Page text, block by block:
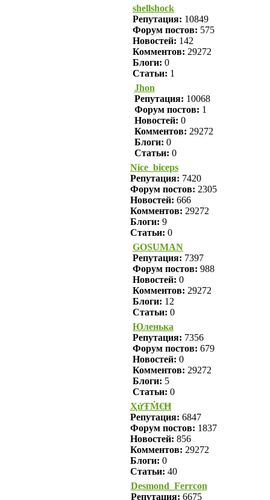
shellshock
Репутация: 10849
Форум постов: 575
Новостей: 142
Комментов: 29272
Блоги: 0
Статьи: 1
Jhon
Репутация: 10068
Форум постов: 1
Новостей: 0
Комментов: 29272
Блоги: 0
Статьи: 0
Nice_biceps
Репутация: 7420
Форум постов: 2305
Новостей: 666
Комментов: 29272
Блоги: 9
Статьи: 0
GOSUMAN
Репутация: 7397
Форум постов: 988
Новостей: 0
Комментов: 29272
Блоги: 12
Статьи: 0
Юленька
Репутация: 7356
Форум постов: 679
Новостей: 0
Комментов: 29272
Блоги: 5
Статьи: 0
ҲửŦṀ€Ħ
Репутация: 6847
Форум постов: 1837
Новостей: 856
Комментов: 29272
Блоги: 0
Статьи: 40
Desmond_Ferrcon
Репутация: 6675